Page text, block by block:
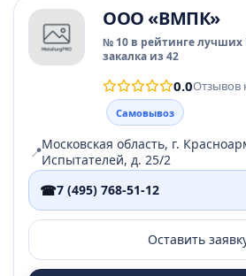
ООО «ВМПК»
№ 10 в рейтинге лучших
закалка из 42
0.0Отзывов
Самовывоз
📍Московская область, г.
Испытателей, д. 25/2
☎7 (495) 768-51-12
Оставить